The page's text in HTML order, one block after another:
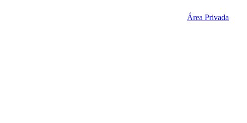
Área Privada